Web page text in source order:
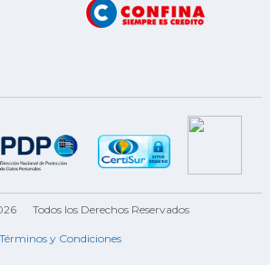
Todos los Derechos Reservados
Términos y Condiciones